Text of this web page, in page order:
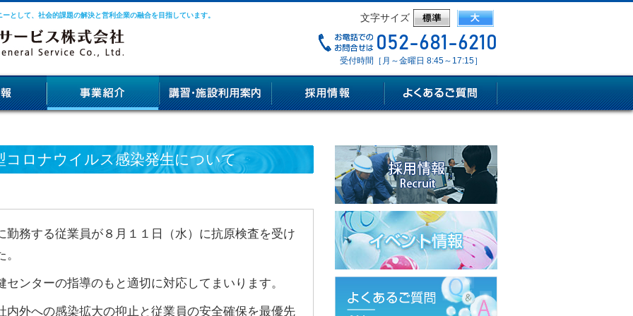
として、社会的課題の解決と営利企業の融合を目指しています。 文字サイズ
受付時間［月～金曜日 8:45～17:15］
コロナウイルス感染発生について
務する従業員が８月１１日（水）に抗原検査を受け
ンターの指導のもと適切に対応してまいります。
外への感染拡大の抑止と従業員の安全確保を最優先